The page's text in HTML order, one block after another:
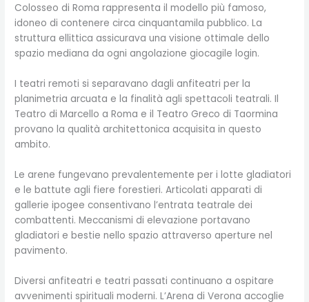
Colosseo di Roma rappresenta il modello più famoso,
idoneo di contenere circa cinquantamila pubblico. La
struttura ellittica assicurava una visione ottimale dello
spazio mediana da ogni angolazione giocagile login.
I teatri remoti si separavano dagli anfiteatri per la
planimetria arcuata e la finalità agli spettacoli teatrali. Il
Teatro di Marcello a Roma e il Teatro Greco di Taormina
provano la qualità architettonica acquisita in questo
ambito.
Le arene fungevano prevalentemente per i lotte gladiatori
e le battute agli fiere forestieri. Articolati apparati di
gallerie ipogee consentivano l’entrata teatrale dei
combattenti. Meccanismi di elevazione portavano
gladiatori e bestie nello spazio attraverso aperture nel
pavimento.
Diversi anfiteatri e teatri passati continuano a ospitare
avvenimenti spirituali moderni. L’Arena di Verona accoglie